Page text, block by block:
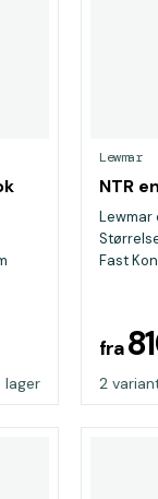
lager
Lewmar
NTR
Lewmar
Fast
fra
2